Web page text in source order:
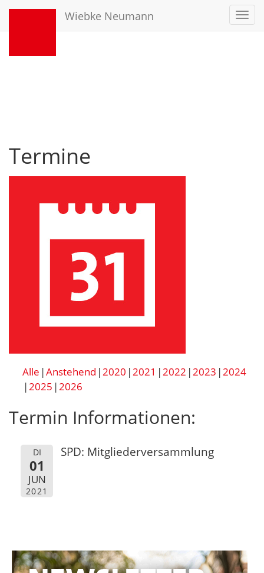
Wiebke Neumann
Termine
Alle Anstehend 2020 2021 2022 2023 2024
2025 2026
Termin Informationen:
DI
01
JUN
2021
SPD: Mitgliederversammlung